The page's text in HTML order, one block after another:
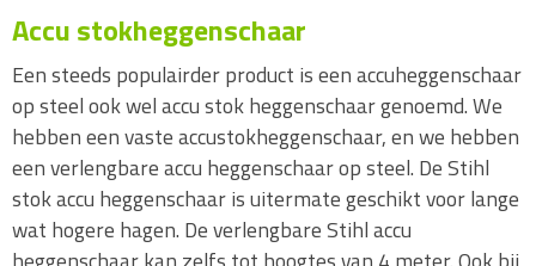
Accu stokheggenschaar
Een steeds populairder product is een accuheggenschaar
op steel ook wel accu stok heggenschaar genoemd. We
hebben een vaste accustokheggenschaar, en we hebben
een verlengbare accu heggenschaar op steel. De Stihl
stok accu heggenschaar is uitermate geschikt voor lange
wat hogere hagen. De verlengbare Stihl accu